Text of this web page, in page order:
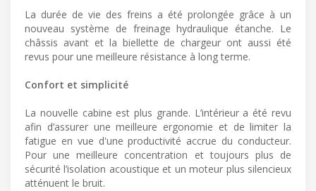
La durée de vie des freins a été prolongée grâce à un
nouveau système de freinage hydraulique étanche. Le
châssis avant et la biellette de chargeur ont aussi été
revus pour une meilleure résistance à long terme.
Confort et simplicité
La nouvelle cabine est plus grande. L’intérieur a été revu
afin d’assurer une meilleure ergonomie et de limiter la
fatigue en vue d'une productivité accrue du conducteur.
Pour une meilleure concentration et toujours plus de
sécurité l’isolation acoustique et un moteur plus silencieux
atténuent le bruit.